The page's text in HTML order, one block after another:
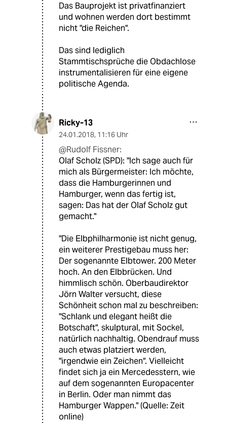
Das Bauprojekt ist privatfinanziert
und wohnen werden dort bestimmt
nicht "die Reichen".
Das sind lediglich
Stammtischsprüche die Obdachlose
instrumentalisieren für eine eigene
politische Agenda.
Ricky-13
24.01.2018, 11:16 Uhr
@Rudolf Fissner:
Olaf Scholz (SPD): "Ich sage auch für
mich als Bürgermeister: Ich möchte,
dass die Hamburgerinnen und
Hamburger, wenn das fertig ist,
sagen: Das hat der Olaf Scholz gut
gemacht."
"Die Elbphilharmonie ist nicht genug,
ein weiterer Prestigebau muss her:
Der sogenannte Elbtower. 200 Meter
hoch. An den Elbbrücken. Und
himmlisch schön. Oberbaudirektor
Jörn Walter versucht, diese
Schönheit schon mal zu beschreiben:
"Schlank und elegant heißt die
Botschaft", skulptural, mit Sockel,
natürlich nachhaltig. Obendrauf muss
auch etwas platziert werden,
"irgendwie ein Zeichen". Vielleicht
findet sich ja ein Mercedesstern, wie
auf dem sogenannten Europacenter
in Berlin. Oder man nimmt das
Hamburger Wappen." (Quelle: Zeit
online)